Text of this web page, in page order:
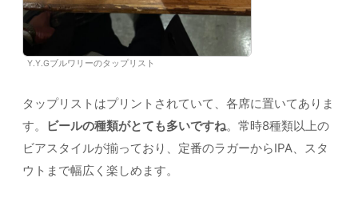
Y.Y.Gブルワリーのタップリスト
タップリストはプリントされていて、各席に置いてありま
す。
ビールの種類がとても多いですね。常時8種類以上の
ビアスタイルが揃っており、定番のラガーからIPA、スタ
ウトまで幅広く楽しめます。